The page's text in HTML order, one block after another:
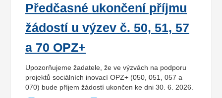
Předčasné ukončení příjmu
žádostí u výzev č. 50, 51, 57
a 70 OPZ+
Upozorňujeme žadatele, že ve výzvách na podporu
projektů sociálních inovací OPZ+ (050, 051, 057 a
070) bude příjem žádostí ukončen ke dni 30. 6. 2026.